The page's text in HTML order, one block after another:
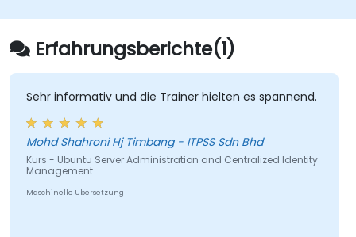
bash- und sudo-Befehlen konfigurieren.
Die in Ubuntu verfügbaren Technologien
(wie OpenStack) und Tools zur
Verwaltung von Virtualisierung und Cloud-
Containern nutzen.
Lernen, wie Mailserver (Dovecot, Exim4
und Postfix) sowie Webserver (Apache) in
Ubuntu eingerichtet und konfiguriert
werden.
Erfahrungsberichte(1)
Sehr informativ und die Trainer hielten es spannend.
Mohd Shahroni Hj Timbang - ITPSS Sdn Bhd
Kurs - Ubuntu Server Administration and Centralized Identity
Management
Maschinelle Übersetzung